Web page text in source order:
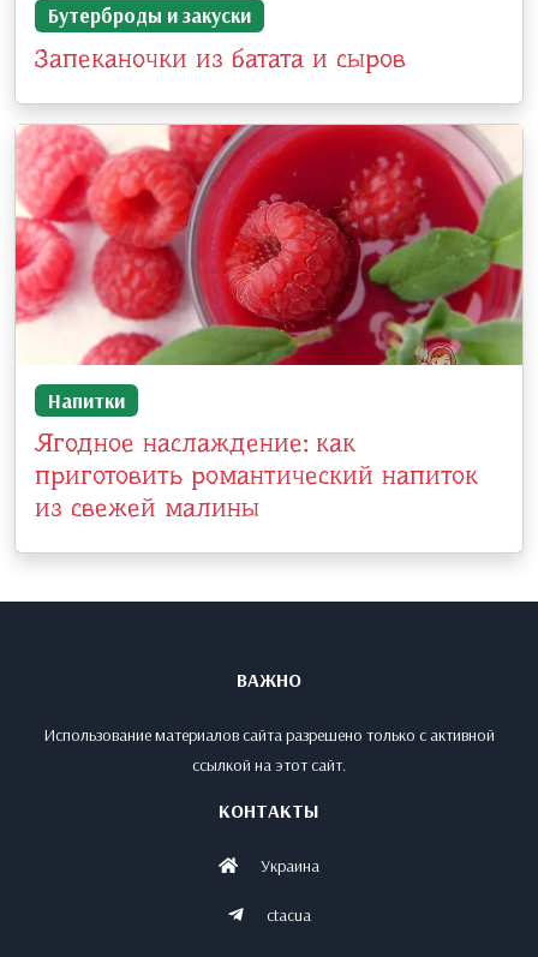
Бутерброды и закуски
Запеканочки из батата и сыров
Напитки
Ягодное наслаждение: как
приготовить романтический напиток
из свежей малины
ВАЖНО
Использование материалов сайта разрешено только с активной
ссылкой на этот сайт.
КОНТАКТЫ
Украина
ctacua